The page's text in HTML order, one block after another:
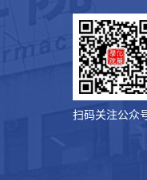
扫码关注公众